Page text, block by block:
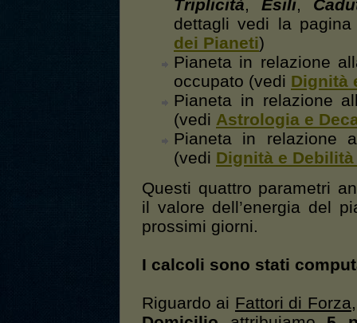
Triplicità,Esili,
dettagli vedi la
dei Pianeti)
Pianeta in relazione
occupato (vedi Dignità
Pianeta in relazione
(vedi Astrologia e
Pianeta in relazione
(vedi Dignità e
Questi quattro parametri
il valore dell’energia del
prossimi giorni.
I calcoli sono stati
Riguardo ai Fattori di Forza